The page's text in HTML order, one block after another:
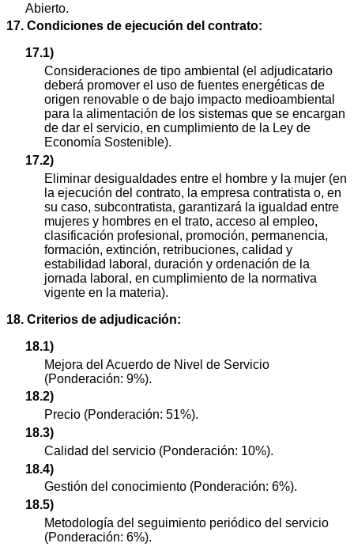
Abierto.
17. Condiciones de ejecución del contrato:
17.1)
Consideraciones de tipo ambiental (el adjudicatario
deberá promover el uso de fuentes energéticas de
origen renovable o de bajo impacto medioambiental
para la alimentación de los sistemas que se encargan
de dar el servicio, en cumplimiento de la Ley de
Economía Sostenible).
17.2)
Eliminar desigualdades entre el hombre y la mujer (en
la ejecución del contrato, la empresa contratista o, en
su caso, subcontratista, garantizará la igualdad entre
mujeres y hombres en el trato, acceso al empleo,
clasificación profesional, promoción, permanencia,
formación, extinción, retribuciones, calidad y
estabilidad laboral, duración y ordenación de la
jornada laboral, en cumplimiento de la normativa
vigente en la materia).
18. Criterios de adjudicación:
18.1)
Mejora del Acuerdo de Nivel de Servicio
(Ponderación: 9%).
18.2)
Precio (Ponderación: 51%).
18.3)
Calidad del servicio (Ponderación: 10%).
18.4)
Gestión del conocimiento (Ponderación: 6%).
18.5)
Metodología del seguimiento periódico del servicio
(Ponderación: 6%).